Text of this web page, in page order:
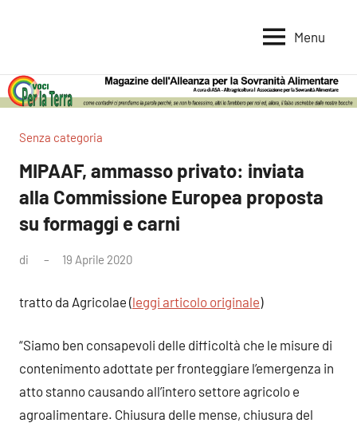
per
la
Terra
per
la
Alimentare
Menu
Senza categoria
MIPAAF, ammasso privato: inviata
alla Commissione Europea proposta
su formaggi e carni
di 19 Aprile 2020
tratto da Agricolae (leggi articolo originale)
“Siamo ben consapevoli delle difficoltà che le misure di
contenimento adottate per fronteggiare l’emergenza in
atto stanno causando all’intero settore agricolo e
agroalimentare. Chiusura delle mense, chiusura del